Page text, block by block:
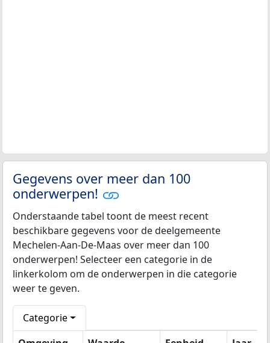
Gegevens over meer dan 100
onderwerpen!
Onderstaande tabel toont de meest recent
beschikbare gegevens voor de deelgemeente
Mechelen-Aan-De-Maas over meer dan 100
onderwerpen! Selecteer een categorie in de
linkerkolom om de onderwerpen in die categorie
weer te geven.
Categorie